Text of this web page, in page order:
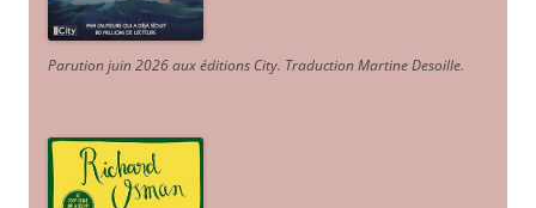
Parution juin 2026 aux éditions City. Traduction Martine Desoille.